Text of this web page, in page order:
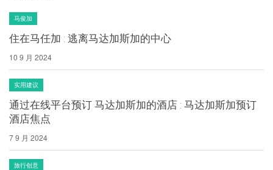
马俊加
住在马任加 : 逃离马达加斯加的中心
10 9 月 2024
实用建议
通过在线平台预订 马达加斯加的酒店 : 马达加斯加预订
酒店焦点
7 9 月 2024
旅行创意